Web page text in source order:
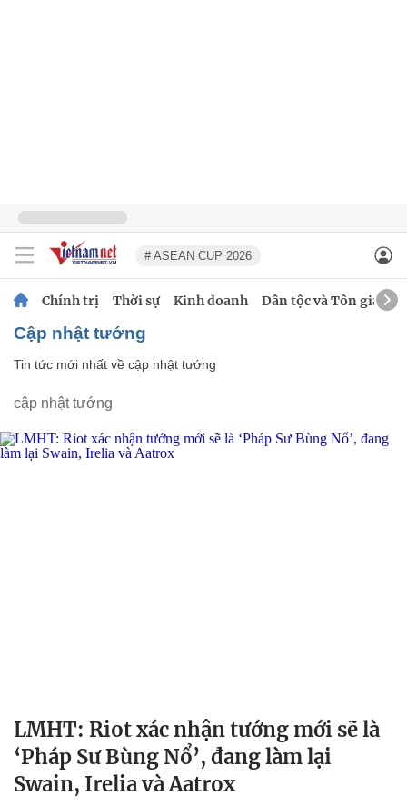
# ASEAN CUP 2026
Chính trị Thời sự Kinh doanh Dân tộc và Tôn giáo
cập nhật tướng
Tin tức mới nhất về cập nhật tướng
cập nhật tướng
LMHT: Riot xác nhận tướng mới sẽ là
‘Pháp Sư Bùng Nổ’, đang làm lại
Swain, Irelia và Aatrox